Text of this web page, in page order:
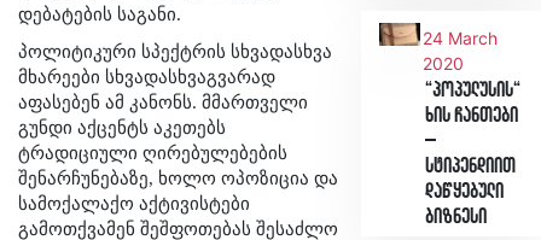
დებატების საგანი.
პოლიტიკური სპექტრის სხვადასხვა
მხარეები სხვადასხვაგვარად
აფასებენ ამ კანონს. მმართველი
გუნდი აქცენტს აკეთებს
ტრადიციული ღირებულებების
შენარჩუნებაზე, ხოლო ოპოზიცია და
სამოქალაქო აქტივისტები
გამოთქვამენ შეშფოთებას შესაძლო
24 March
2020
“პოპულუსის“
ხის ჩანთები
–
სტიპენდიით
დაწყებული
ბიზნესი